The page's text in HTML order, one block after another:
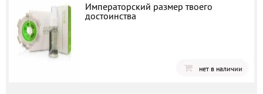
Императорский размер твоего
достоинства
нет в наличии